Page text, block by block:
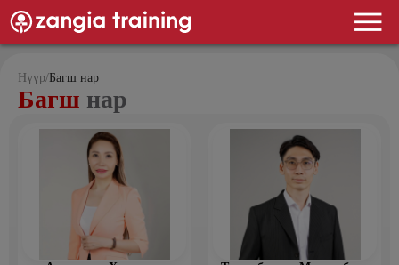
Нүүр/Багш нар
Багш нар